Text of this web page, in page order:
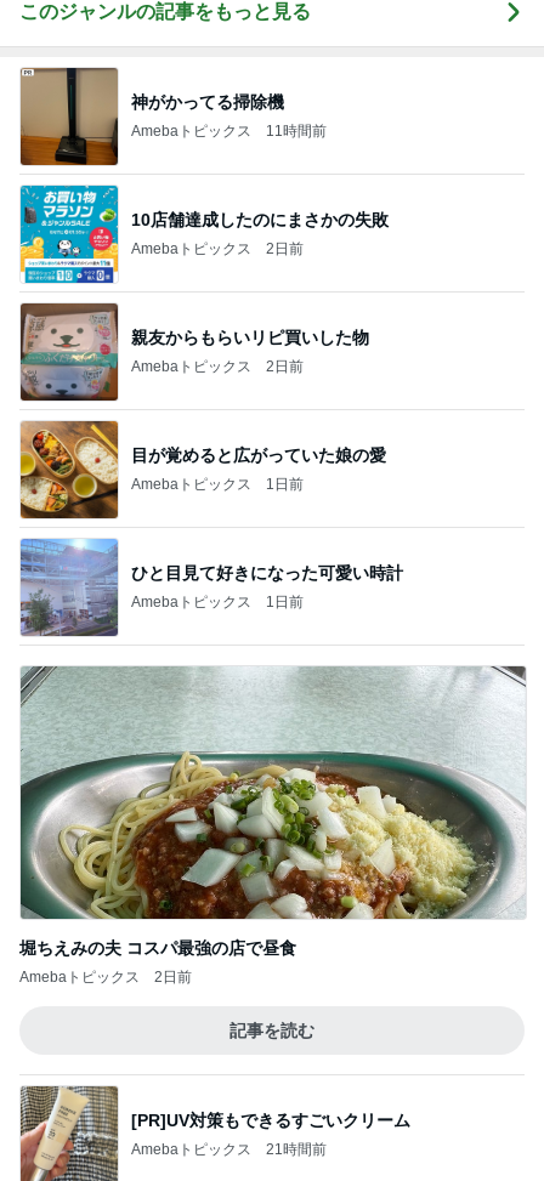
このジャンルの記事をもっと見る
神がかってる掃除機
Amebaトピックス 11時間前
10店舗達成したのにまさかの失敗
Amebaトピックス 2日前
親友からもらいリピ買いした物
Amebaトピックス 2日前
目が覚めると広がっていた娘の愛
Amebaトピックス 1日前
ひと目見て好きになった可愛い時計
Amebaトピックス 1日前
堀ちえみの夫 コスパ最強の店で昼食
Amebaトピックス 2日前
記事を読む
[PR]UV対策もできるすごいクリーム
Amebaトピックス 21時間前